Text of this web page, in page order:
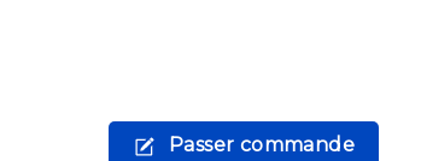
Passer commande